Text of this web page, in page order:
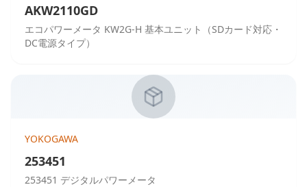
AKW2110GD
エコパワーメータ KW2G-H 基本ユニット（SDカード対応・
DC電源タイプ）
YOKOGAWA
253451
253451 デジタルパワーメータ